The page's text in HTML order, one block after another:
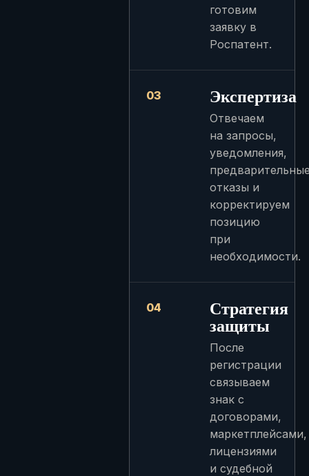
готовим
заявку в
Роспатент.
03 Экспертиза
Отвечаем
на запросы,
уведомления,
отказы и
корректируем
позицию
при
необходимости.
04 Стратегия
защиты
После
регистрации
связываем
знак с
договорами,
маркетплейсами,
лицензиями
и судебной